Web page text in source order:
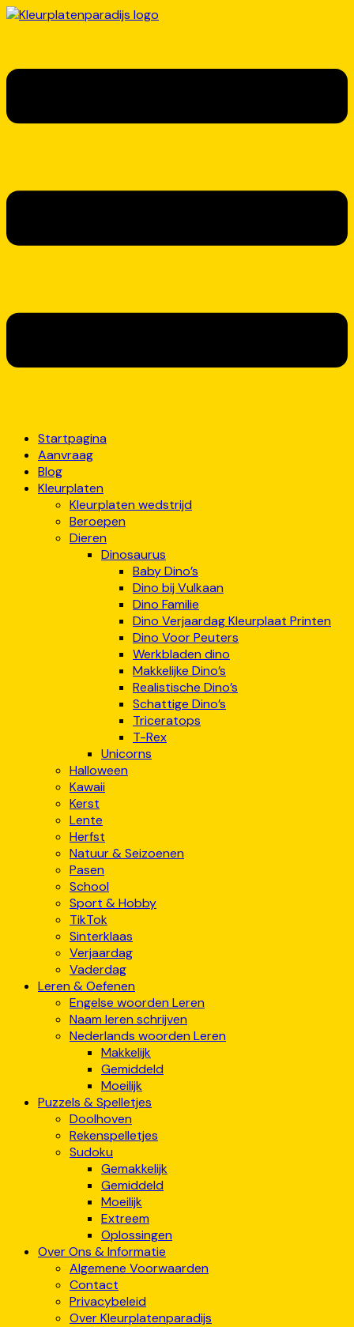
Startpagina
Aanvraag
Blog
Kleurplaten
Kleurplaten wedstrijd
Beroepen
Dieren
Dinosaurus
Baby Dino’s
Dino bij Vulkaan
Dino Familie
Dino Verjaardag Kleurplaat Printen
Dino Voor Peuters
Werkbladen dino
Makkelijke Dino’s
Realistische Dino’s
Schattige Dino’s
Triceratops
T-Rex
Unicorns
Halloween
Kawaii
Kerst
Lente
Herfst
Natuur & Seizoenen
Pasen
School
Sport & Hobby
TikTok
Sinterklaas
Verjaardag
Vaderdag
Leren & Oefenen
Engelse woorden Leren
Naam leren schrijven
Nederlands woorden Leren
Makkelijk
Gemiddeld
Moeilijk
Puzzels & Spelletjes
Doolhoven
Rekenspelletjes
Sudoku
Gemakkelijk
Gemiddeld
Moeilijk
Extreem
Oplossingen
Over Ons & Informatie
Algemene Voorwaarden
Contact
Privacybeleid
Over Kleurplatenparadijs